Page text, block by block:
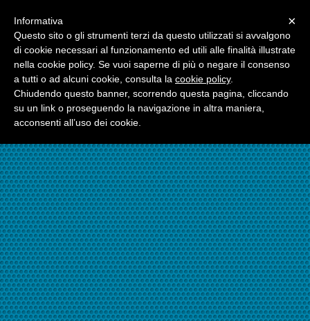
☎324.7403485
×
Informativa
Questo sito o gli strumenti terzi da questo utilizzati si avvalgono
di cookie necessari al funzionamento ed utili alle finalità illustrate
nella cookie policy. Se vuoi saperne di più o negare il consenso
a tutti o ad alcuni cookie, consulta la cookie policy.
Chiudendo questo banner, scorrendo questa pagina, cliccando
su un link o proseguendo la navigazione in altra maniera,
acconsenti all’uso dei cookie.